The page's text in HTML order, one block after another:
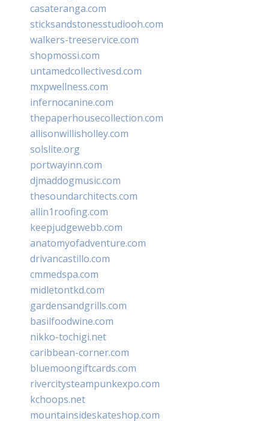
casateranga.com
sticksandstonesstudiooh.com
walkers-treeservice.com
shopmossi.com
untamedcollectivesd.com
mxpwellness.com
infernocanine.com
thepaperhousecollection.com
allisonwillisholley.com
solslite.org
portwayinn.com
djmaddogmusic.com
thesoundarchitects.com
allin1roofing.com
keepjudgewebb.com
anatomyofadventure.com
drivancastillo.com
cmmedspa.com
midletontkd.com
gardensandgrills.com
basilfoodwine.com
nikko-tochigi.net
caribbean-corner.com
bluemoongiftcards.com
rivercitysteampunkexpo.com
kchoops.net
mountainsideskateshop.com